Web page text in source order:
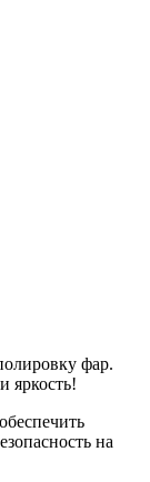
фар.
яркость!
на